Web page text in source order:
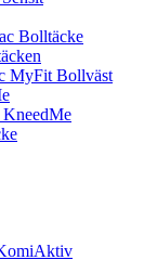
Bolltäcke
MyFit Bollväst
KneedMe